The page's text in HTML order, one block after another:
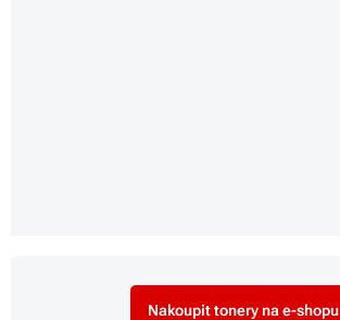
Nakoupit tonery na e-shopu